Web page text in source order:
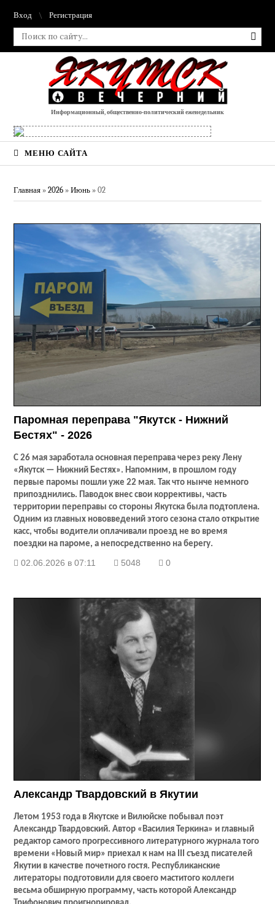
Вход Регистрация
Информационный, общественно-политический еженедельник
МЕНЮ САЙТА
Главная »2026 » Июнь » 02
Паромная переправа "Якутск - Нижний
Бестях" - 2026
С 26 мая заработала основная переправа через реку Лену
«Якутск — Нижний Бестях». Напомним, в прошлом году
первые паромы пошли уже 22 мая. Так что нынче немного
припозднились. Паводок внес свои коррективы, часть
территории переправы со стороны Якутска была подтоплена.
Одним из главных нововведений этого сезона стало открытие
касс, чтобы водители оплачивали проезд не во время
поездки на пароме, а непосредственно на берегу.
02.06.2026 в 07:11 5048 0
Александр Твардовский в Якутии
Летом 1953 года в Якутске и Вилюйске побывал поэт
Александр Твардовский. Автор «Василия Теркина» и главный
редактор самого прогрессивного литературного журнала того
времени «Новый мир» приехал к нам на III съезд писателей
Якутии в качестве почетного гостя. Республиканские
литераторы подготовили для своего маститого коллеги
весьма обширную программу, часть которой Александр